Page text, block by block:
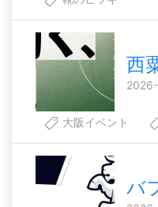
西
大阪イベント
バ